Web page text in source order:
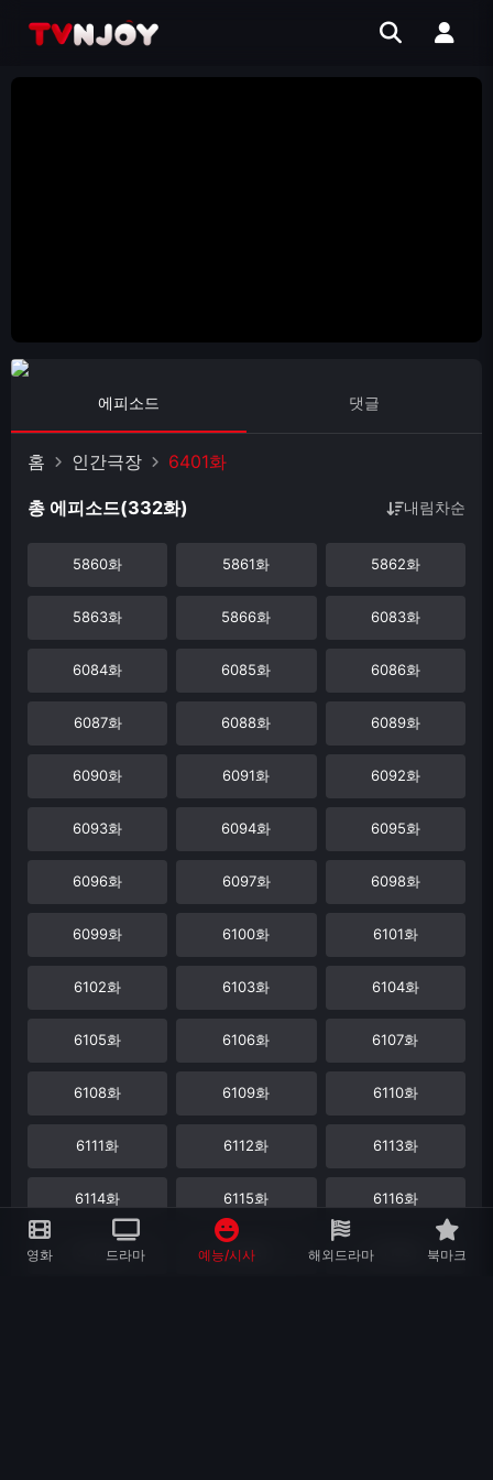
에피소드 댓글
홈 인간극장 6401화
총 에피소드(332화) 내림차순
5860화 5861화 5862화
5863화 5866화 6083화
6084화 6085화 6086화
6087화 6088화 6089화
6090화 6091화 6092화
6093화 6094화 6095화
6096화 6097화 6098화
6099화 6100화 6101화
6102화 6103화 6104화
6105화 6106화 6107화
6108화 6109화 6110화
6111화 6112화 6113화
6114화 6115화 6116화
6117화 6118화 6119화
영화 드라마 예능/시사 해외드라마 북마크